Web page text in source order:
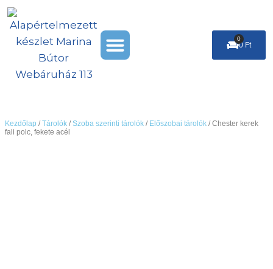
Skip
content
Menu 0 Ft
0
Cart
Kezdőlap /Tárolók /Szoba szerinti tárolók / Előszobai tárolók / Chester kerek
fali polc, fekete acél